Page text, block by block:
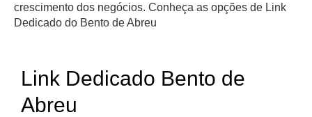
crescimento dos negócios. Conheça as opções de Link
Dedicado do Bento de Abreu
Link Dedicado Bento de
Abreu